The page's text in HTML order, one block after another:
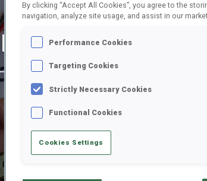
INDIVIDUAL
By clicking “Accept All Cookies”, you agree to the
navigation, analyze site usage, and assist in our
Performance Cookies
Targeting Cookies
Strictly Necessary Cookies
Functional Cookies
Cookies Settings